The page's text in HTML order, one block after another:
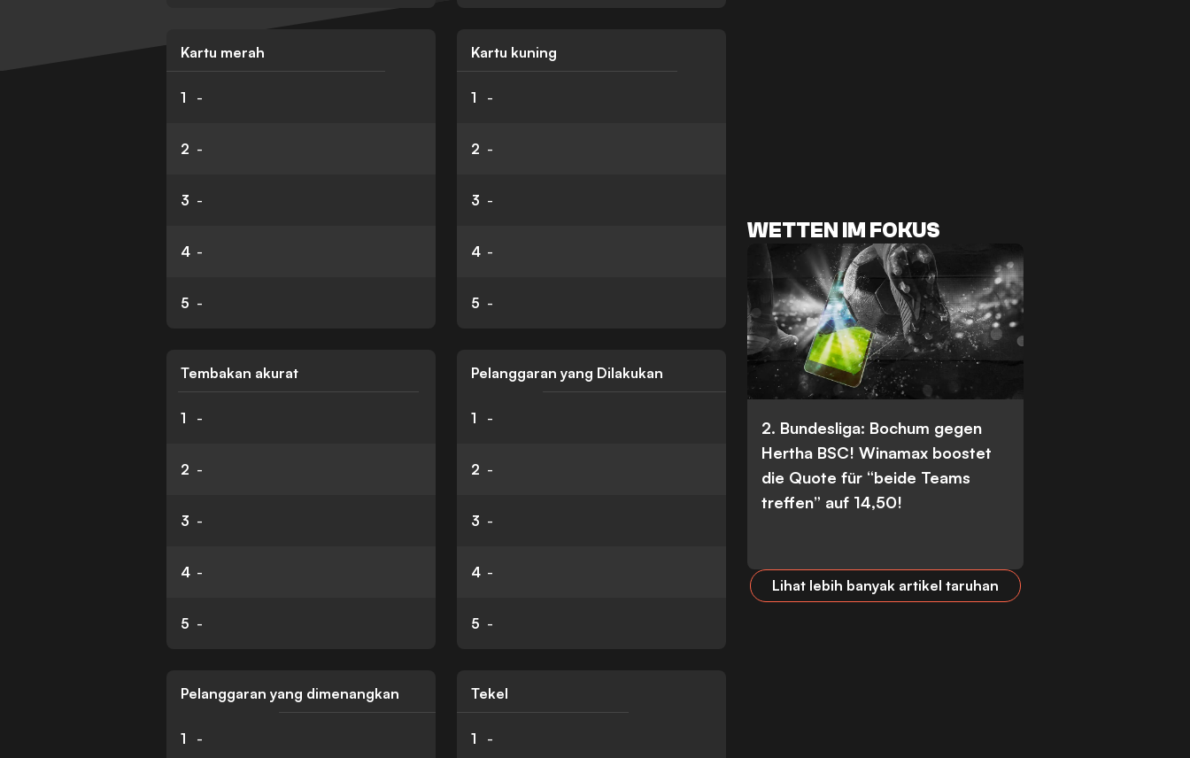
Kartu merah
1 -
2 -
3 -
4 -
5 -
Kartu kuning
1 -
2 -
3 -
4 -
5 -
Tembakan akurat
1 -
2 -
3 -
4 -
5 -
Pelanggaran yang Dilakukan
1 -
2 -
3 -
4 -
5 -
Pelanggaran yang dimenangkan
1 -
Tekel
1 -
WETTEN IM FOKUS
2. Bundesliga: Bochum gegen
Hertha BSC! Winamax boostet
die Quote für “beide Teams
treffen” auf 14,50!
Lihat lebih banyak artikel taruhan